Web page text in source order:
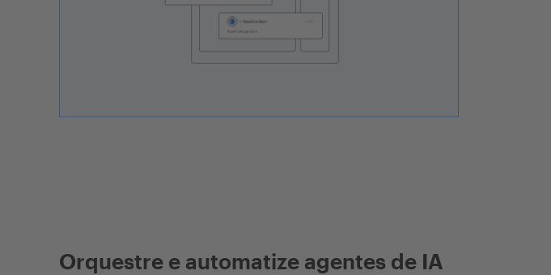
Orquestre e automatize agentes de IA